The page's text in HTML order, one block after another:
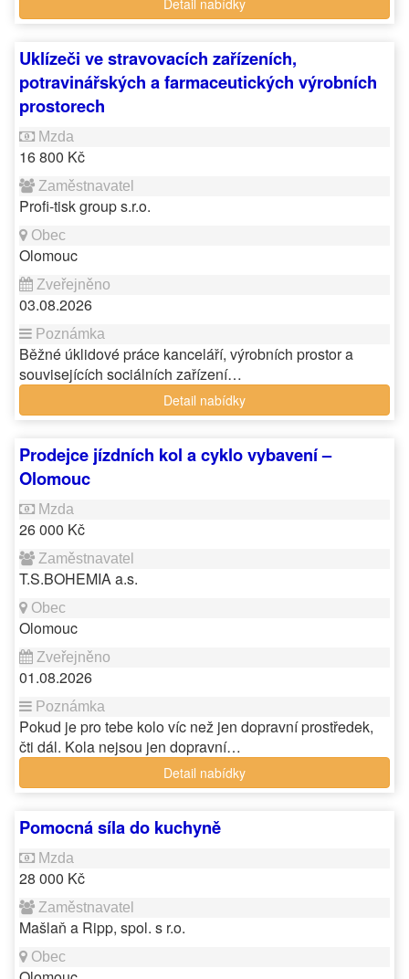
Detail nabídky
Uklízeči ve stravovacích zařízeních,
potravinářských a farmaceutických výrobních
prostorech
16 800 Kč
Profi-tisk group s.r.o.
Olomouc
03.08.2026
Běžné úklidové práce kanceláří, výrobních prostor a
souvisejících sociálních zařízení…
Detail nabídky
Prodejce jízdních kol a cyklo vybavení –
Olomouc
26 000 Kč
T.S.BOHEMIA a.s.
Olomouc
01.08.2026
Pokud je pro tebe kolo víc než jen dopravní prostředek,
čti dál. Kola nejsou jen dopravní…
Detail nabídky
Pomocná síla do kuchyně
28 000 Kč
Mašlaň a Ripp, spol. s r.o.